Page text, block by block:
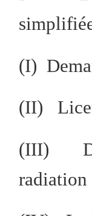
(I)
(II)
(III)